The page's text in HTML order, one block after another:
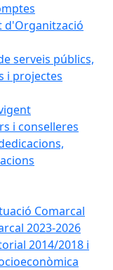
d'Organització
serveis públics,
i projectes
i conselleres
Comarcal
2023-2026
2014/2018 i